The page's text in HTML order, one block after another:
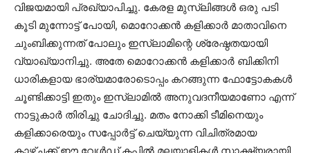
വിജയമായി പ്രഖ്യാപിച്ചു. കേരള മുസ്ലിങ്ങൾ ഒരു പടി
കൂടി മുന്നോട്ട് പോയി, മൊറോക്കൻ കളിക്കാർ മാതാവിനെ
ചുംബിക്കുന്നത് പോലും ഇസ്ലാമിന്റെ ശ്രേഷ്ഠതയായി
വ്യാഖ്യാനിച്ചു. അതേ മൊറോക്കൻ കളിക്കാർ ബിക്കിനി
ധാരികളായ ഭാര്യമാരോടൊപ്പം കറങ്ങുന്ന ഫോട്ടോകകൾ
ചൂണ്ടിക്കാട്ടി ഇതും ഇസ്ലാമിൽ അനുവദനീയമാണോ എന്ന്
നാട്ടുകാർ തിരിച്ചു ചോദിച്ചു. മതം നോക്കി ടീമിനെയും
കളിക്കാരെയും സപ്പോർട്ട് ചെയ്യുന്ന വിചിത്രമായ